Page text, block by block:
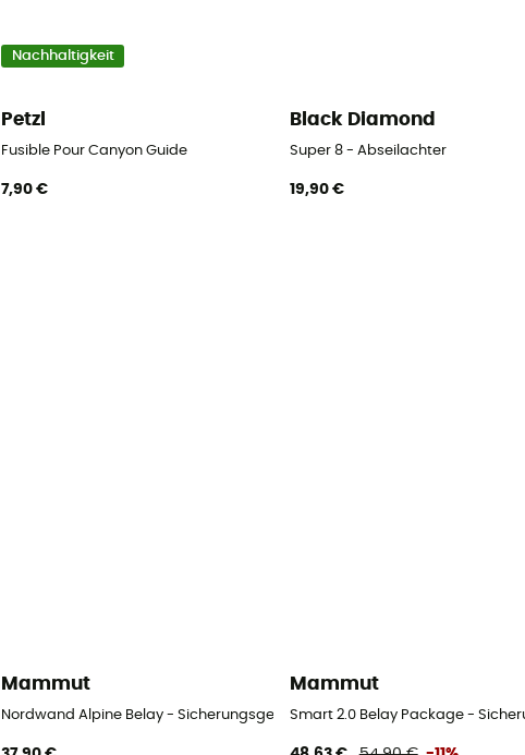
Nachhaltigkeit
Petzl
Fusible Pour Canyon Guide
7,90 €
Black Diamond
Super 8 - Abseilachter
19,90 €
Mammut
Nordwand Alpine Belay - Sicherungsgerät
Mammut
Smart 2.0 Belay Package -